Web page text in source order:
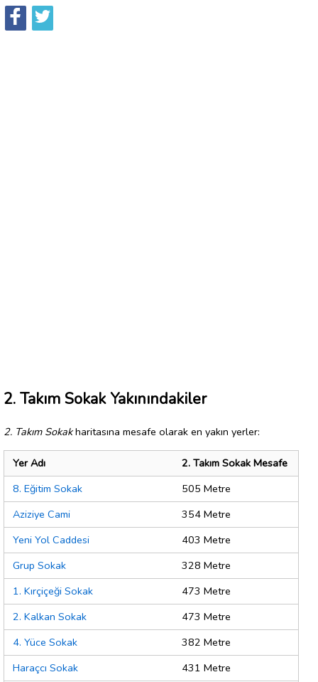
2. Takım Sokak Yakınındakiler
2. Takım Sokakharitasına mesafe olarak en yakın yerler:
Yer Adı
2. Takım Sokak Mesafe
8. Eğitim Sokak
505 Metre
Aziziye Cami
354 Metre
Yeni Yol Caddesi
403 Metre
Grup Sokak
328 Metre
1. Kırçiçeği Sokak
473 Metre
2. Kalkan Sokak
473 Metre
4. Yüce Sokak
382 Metre
Haraçcı Sokak
431 Metre